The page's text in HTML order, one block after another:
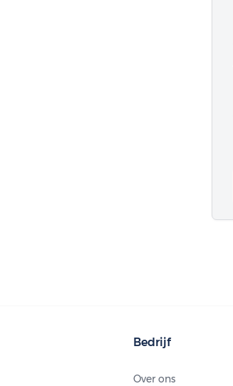
Bedrijf
Over ons